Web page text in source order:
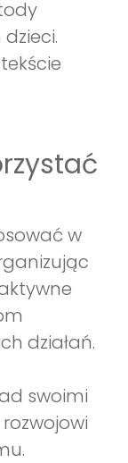
w
działań.
swoimi